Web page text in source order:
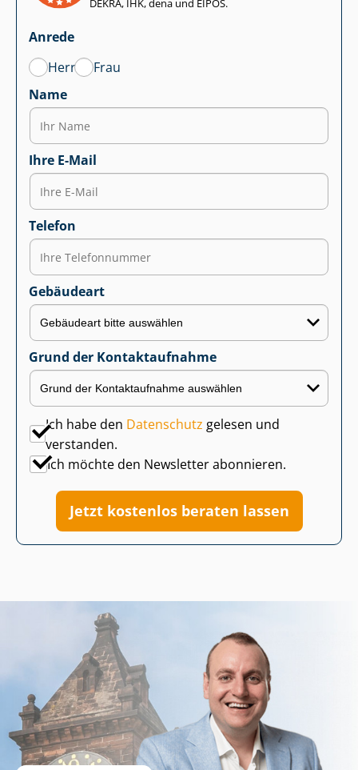
DEKRA, IHK, dena und EIPOS.
Anrede
Herr
Frau
Name
Ihre E-Mail
Telefon
Gebäudeart
Grund der Kontaktaufnahme
Ich habe den Datenschutz gelesen und
verstanden.
Ich möchte den Newsletter abonnieren.
Jetzt kostenlos beraten lassen